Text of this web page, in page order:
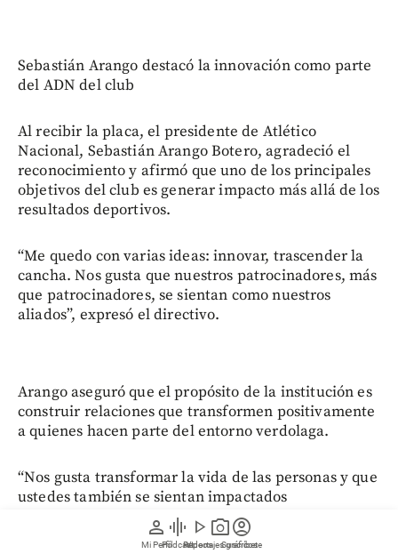
person
Mi Perfil
graphic_eq
Pódcast
play_arrow
Videos
photo_camera
Reportajes gráficos
account_circle
Suscríbete
Sebastián Arango destacó la innovación como parte
del ADN del club
Al recibir la placa, el presidente de Atlético
Nacional, Sebastián Arango Botero, agradeció el
reconocimiento y afirmó que uno de los principales
objetivos del club es generar impacto más allá de los
resultados deportivos.
“Me quedo con varias ideas: innovar, trascender la
cancha. Nos gusta que nuestros patrocinadores, más
que patrocinadores, se sientan como nuestros
aliados”, expresó el directivo.
Arango aseguró que el propósito de la institución es
construir relaciones que transformen positivamente
a quienes hacen parte del entorno verdolaga.
“Nos gusta transformar la vida de las personas y que
ustedes también se sientan impactados
positivamente por nosotros. Creo que eso le da
sentido a todo lo que hacemos todos los días”.